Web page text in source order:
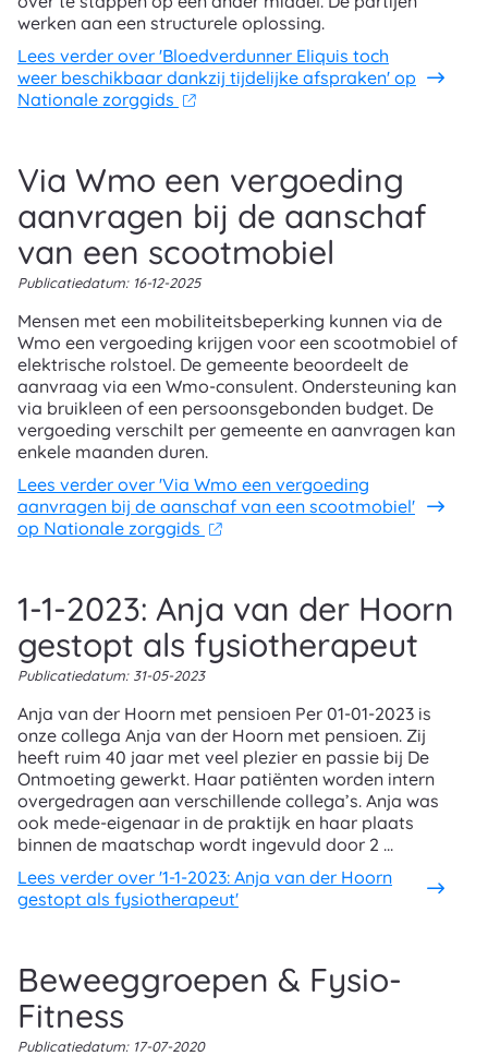
werken aan een structurele oplossing.
Lees verder over 'Bloedverdunner Eliquis toch
weer beschikbaar dankzij tijdelijke afspraken' op
Nationale zorggids
Via Wmo een vergoeding
aanvragen bij de aanschaf
van een scootmobiel
Publicatiedatum: 16-12-2025
Mensen met een mobiliteitsbeperking kunnen via de
Wmo een vergoeding krijgen voor een scootmobiel of
elektrische rolstoel. De gemeente beoordeelt de
aanvraag via een Wmo-consulent. Ondersteuning kan
via bruikleen of een persoonsgebonden budget. De
vergoeding verschilt per gemeente en aanvragen kan
enkele maanden duren.
Lees verder over 'Via Wmo een vergoeding
aanvragen bij de aanschaf van een scootmobiel'
op Nationale zorggids
1-1-2023: Anja van der Hoorn
gestopt als fysiotherapeut
Publicatiedatum: 31-05-2023
Anja van der Hoorn met pensioen Per 01-01-2023 is
onze collega Anja van der Hoorn met pensioen. Zij
heeft ruim 40 jaar met veel plezier en passie bij De
Ontmoeting gewerkt. Haar patiënten worden intern
overgedragen aan verschillende collega’s. Anja was
ook mede-eigenaar in de praktijk en haar plaats
binnen de maatschap wordt ingevuld door 2 ...
Lees verder over '1-1-2023: Anja van der Hoorn
gestopt als fysiotherapeut'
Beweeggroepen & Fysio-
Fitness
Publicatiedatum: 17-07-2020